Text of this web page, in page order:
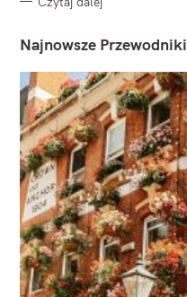
Najnowsze Przewodniki